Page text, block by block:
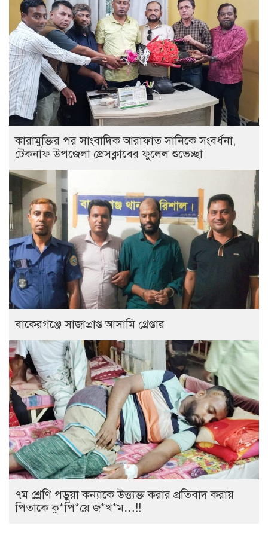
কারামুক্তির পর সাংবাদিক আরাফাত সানিকে সংবর্ধনা,
টেকনাফ উপজেলা প্রেসক্লাবের ফুলেল শুভেচ্ছা
বাকেরগঞ্জে সাজাপ্রাপ্ত আসামি গ্রেপ্তার
৭ম শ্রেণি পড়ুয়া কন্যাকে উত্ত্যক্ত করার প্রতিবাদ করায়
পিতাকে কু*পি*য়ে জ*খ*ম…!!